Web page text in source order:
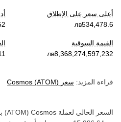
أعلى سعر على الإطلاق
القيمة السوقية
قراءة المزيد: سعر Cosmos (ATOM)
السعر الحالي لعملة ‏ Cosmos
(‏
ATOM
)